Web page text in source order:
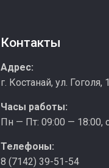
Контакты
Адрес:
г. Костанай, ул. Гоголя,
Часы работы:
Пн — Пт: 09:00 — 18:00,
Телефоны:
8 (7142) 39-51-54